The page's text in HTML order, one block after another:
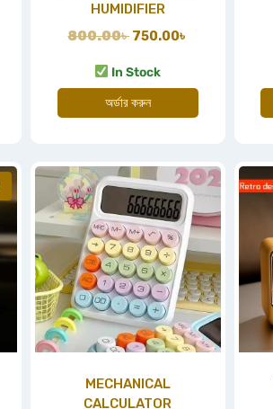
HUMIDIFIER
800.00৳ 750.00৳
In Stock
অর্ডার করুন
MECHANICAL
CALCULATOR